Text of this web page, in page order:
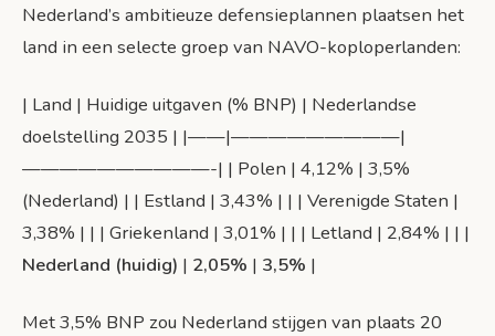
Nederland’s ambitieuze defensieplannen plaatsen het
land in een selecte groep van NAVO-koploperlanden:
| Land | Huidige uitgaven (% BNP) | Nederlandse
doelstelling 2035 | |——|—————————|
——————————-| | Polen | 4,12% | 3,5%
(Nederland) | | Estland | 3,43% | | | Verenigde Staten |
3,38% | | | Griekenland | 3,01% | | | Letland | 2,84% | | |
Nederland (huidig) | 2,05% | 3,5% |
Met 3,5% BNP zou Nederland stijgen van plaats 20